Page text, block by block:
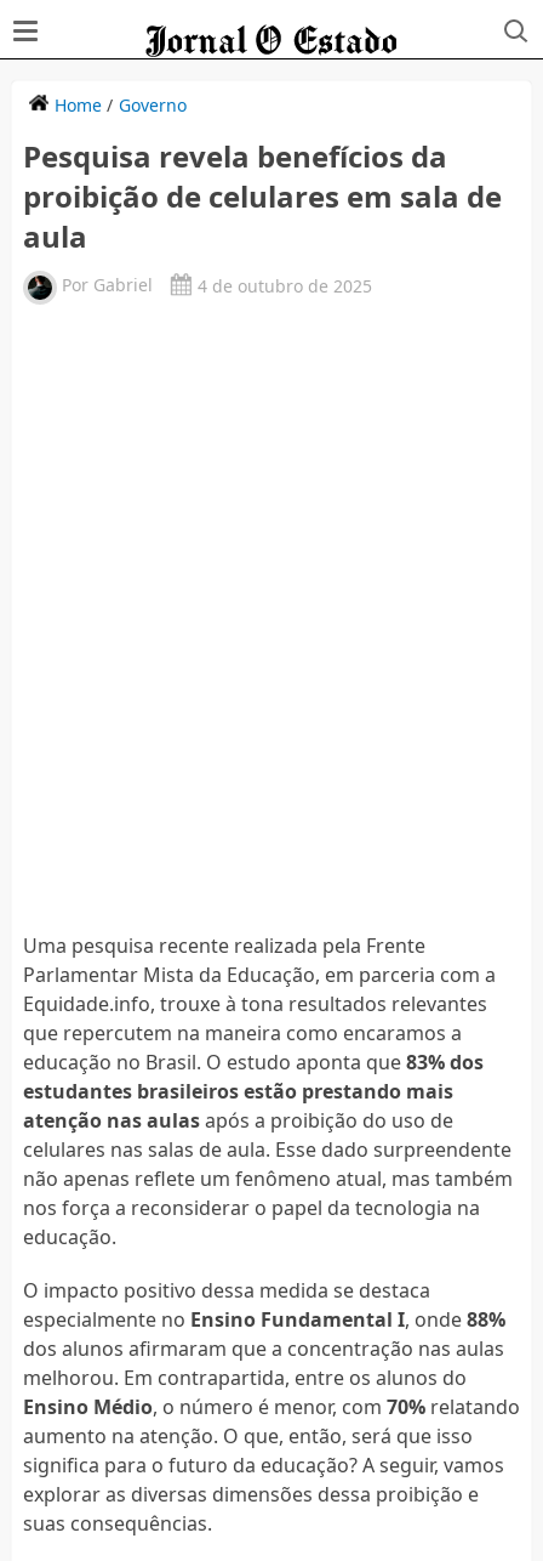
Home/ Governo
Pesquisa revela benefícios da
proibição de celulares em sala de
aula
Por Gabriel 4 de outubro de 2025
Uma pesquisa recente realizada pela Frente
Parlamentar Mista da Educação, em parceria com a
Equidade.info, trouxe à tona resultados relevantes
que repercutem na maneira como encaramos a
educação no Brasil. O estudo aponta que83% dos
estudantes brasileiros estão prestando mais
atenção nas aulasapós a proibição do uso de
celulares nas salas de aula. Esse dado surpreendente
não apenas reflete um fenômeno atual, mas também
nos força a reconsiderar o papel da tecnologia na
educação.
O impacto positivo dessa medida se destaca
especialmente no Ensino Fundamental I, onde88%
dos alunos afirmaram que a concentração nas aulas
melhorou. Em contrapartida, entre os alunos do
Ensino Médio, o número é menor, com 70%relatando
aumento na atenção. O que, então, será que isso
significa para o futuro da educação? A seguir, vamos
explorar as diversas dimensões dessa proibição e
suas consequências.